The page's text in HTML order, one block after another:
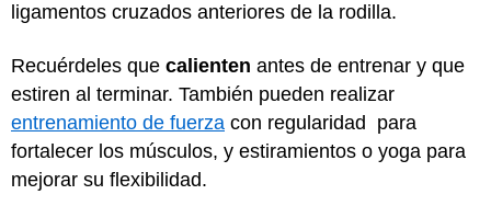
ligamentos cruzados anteriores de la rodilla.
Recuérdeles que calienten antes de entrenar y que
estiren al terminar. También pueden realizar
entrenamiento de fuerza con regularidad para
fortalecer los músculos, y estiramientos o yoga para
mejorar su flexibilidad.